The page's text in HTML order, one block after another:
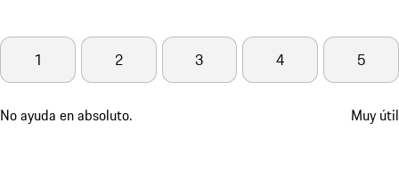
No ayuda en absoluto.
1 2 3 4 5
Muy útil